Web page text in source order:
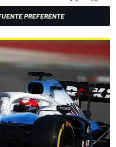
PREFERENTE